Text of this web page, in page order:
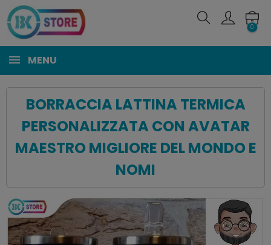
0
MENU
BORRACCIA LATTINA TERMICA
PERSONALIZZATA CON AVATAR
MAESTRO MIGLIORE DEL MONDO E
NOMI